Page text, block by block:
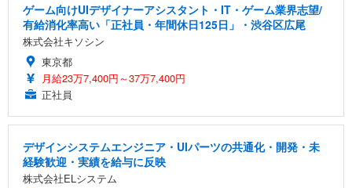
ゲーム向けUIデザイナーアシスタント・IT・ゲーム業界志望/
有給消化率高い「正社員・年間休日125日」・渋谷区広尾
株式会社キソシン
東京都
月給23万7,400円～37万7,400円
正社員
デザインシステムエンジニア・UIパーツの共通化・開発・未
経験歓迎・実績を給与に反映
株式会社ELシステム